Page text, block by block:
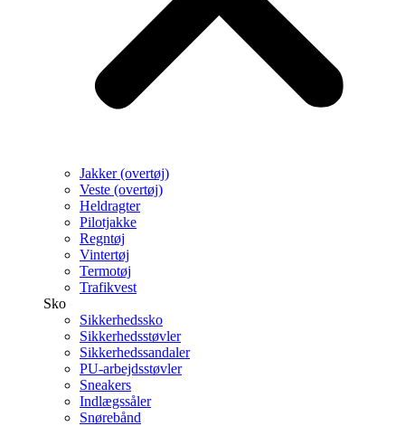
Jakker (overtøj)
Veste (overtøj)
Heldragter
Pilotjakke
Regntøj
Vintertøj
Termotøj
Trafikvest
Sko
Sikkerhedssko
Sikkerhedsstøvler
Sikkerhedssandaler
PU-arbejdsstøvler
Sneakers
Indlægssåler
Snørebånd